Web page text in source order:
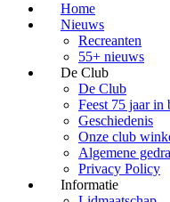
Home
Nieuws
Recreanten
55+ nieuws
De Club
De Club
Feest 75 jaar in
Geschiedenis
Onze club
Algemene
Privacy Policy
Informatie